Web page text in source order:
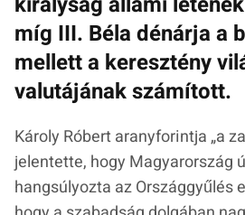
míg III. Béla dénárja a
mellett a keresztény
valutájának számított.
Károly Róbert aranyforintja „a
jelentette, hogy Magyarország
hangsúlyozta az Országgyűlés